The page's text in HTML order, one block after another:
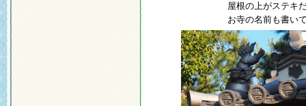
屋根の上がステキ
お寺の名前も書い